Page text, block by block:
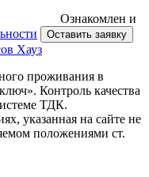
Ознакомлен и
Оставить заявку
проживания в
Контроль качества
ТДК.
указанная на сайте не
положениями ст.